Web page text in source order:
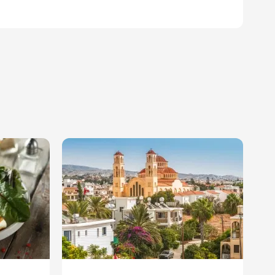
w programie wieczornym
Google Translate